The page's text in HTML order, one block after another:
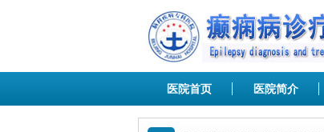
医院首页 医院简介